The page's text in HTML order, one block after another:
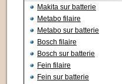
Makita sur batterie
Metabo filaire
Metabo sur batterie
Bosch filaire
Bosch sur batterie
Fein filaire
Fein sur batterie